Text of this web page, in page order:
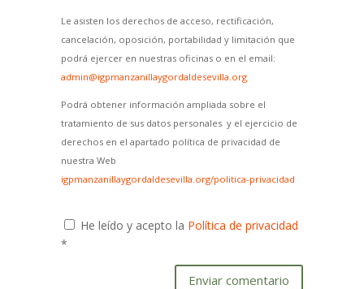
Le asisten los derechos de acceso, rectificación,
cancelación, oposición, portabilidad y limitación que
podrá ejercer en nuestras oficinas o en el email:
admin@igpmanzanillaygordaldesevilla.org
Podrá obtener información ampliada sobre el
tratamiento de sus datos personales y el ejercicio de
derechos en el apartado política de privacidad de
nuestra Web
igpmanzanillaygordaldesevilla.org/politica-privacidad
He leído y acepto la Política de privacidad
*
Enviar comentario